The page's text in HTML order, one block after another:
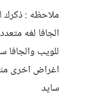
ملاحظه : ذكرك
الجافا لغه
للويب
اغراض اخرى
سايد